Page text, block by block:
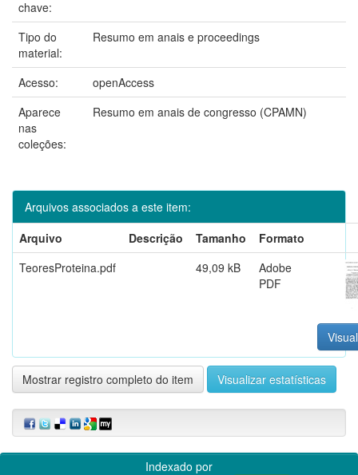
chave:
Tipo do
material:
Resumo em anais e proceedings
Acesso:
openAccess
Aparece
nas
coleções:
Resumo em anais de congresso (CPAMN)
Arquivos associados a este item:
Arquivo
Descrição Tamanho
Formato
TeoresProteina.pdf
49,09 kB
Adobe
PDF
Mostrar registro completo do item Visualizar estatísticas
Indexado por